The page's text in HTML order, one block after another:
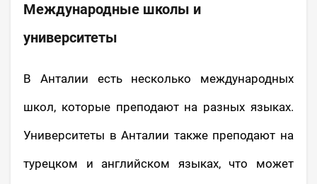
Международные школы и
университеты
В Анталии есть несколько международных
школ, которые преподают на разных языках.
Университеты в Анталии также преподают на
турецком и английском языках, что может